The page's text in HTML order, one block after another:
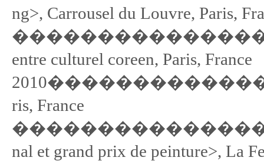
ng>, Carrousel du Louvre, Paris,
entre culturel coreen, Paris, France
2010����������������
ris, France
nal et grand prix de peinture>, La